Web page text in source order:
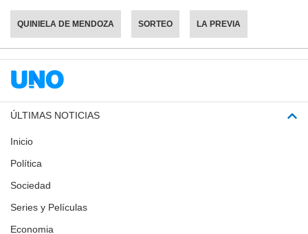
QUINIELA DE MENDOZA SORTEO LA PREVIA
ÚLTIMAS NOTICIAS
Inicio
Política
Sociedad
Series y Películas
Economia